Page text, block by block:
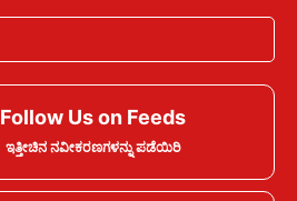
Follow Us on Feeds
ಇತ್ತೀಚಿನ ನವೀಕರಣಗಳನ್ನು ಪಡೆಯಿರಿ